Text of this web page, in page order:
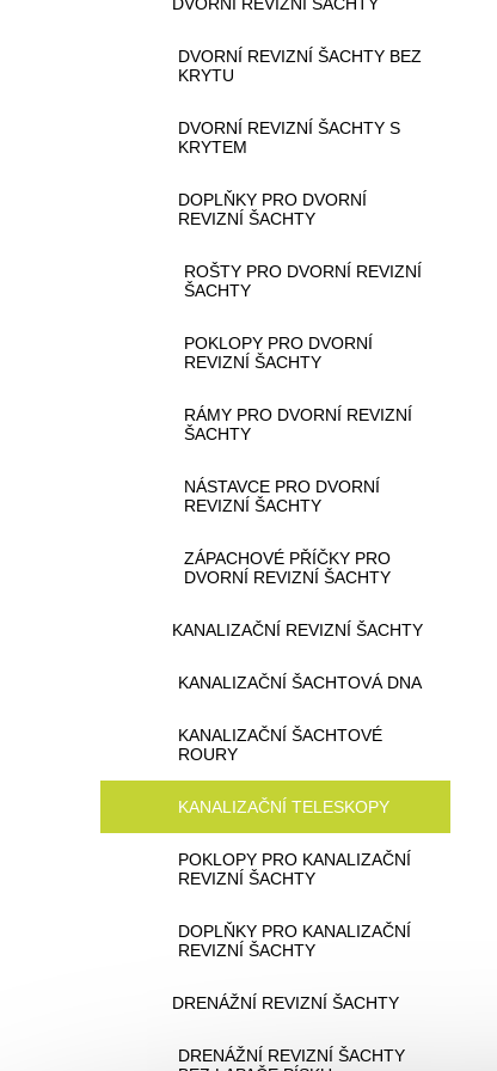
DVORNÍ REVIZNÍ ŠACHTY BEZ
KRYTU
DVORNÍ REVIZNÍ ŠACHTY S
KRYTEM
DOPLŇKY PRO DVORNÍ
REVIZNÍ ŠACHTY
ROŠTY PRO DVORNÍ REVIZNÍ
ŠACHTY
POKLOPY PRO DVORNÍ
REVIZNÍ ŠACHTY
RÁMY PRO DVORNÍ REVIZNÍ
ŠACHTY
NÁSTAVCE PRO DVORNÍ
REVIZNÍ ŠACHTY
ZÁPACHOVÉ PŘÍČKY PRO
DVORNÍ REVIZNÍ ŠACHTY
KANALIZAČNÍ REVIZNÍ ŠACHTY
KANALIZAČNÍ ŠACHTOVÁ DNA
KANALIZAČNÍ ŠACHTOVÉ
ROURY
KANALIZAČNÍ TELESKOPY
POKLOPY PRO KANALIZAČNÍ
REVIZNÍ ŠACHTY
DOPLŇKY PRO KANALIZAČNÍ
REVIZNÍ ŠACHTY
DRENÁŽNÍ REVIZNÍ ŠACHTY
DRENÁŽNÍ REVIZNÍ ŠACHTY